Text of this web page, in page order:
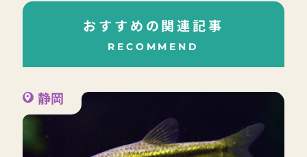
おすすめの関連記事
RECOMMEND
静岡